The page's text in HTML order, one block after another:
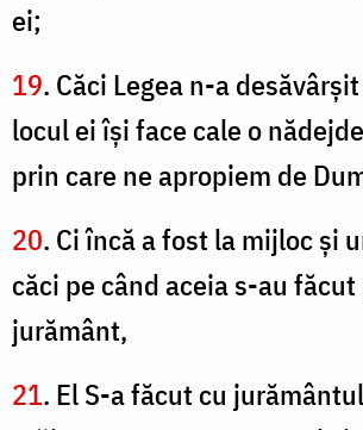
ei;
19. Căci Legea n-a
locul ei îşi face cale o
prin care ne apropiem de
20. Ci încă a fost la mijloc şi
căci pe când aceia s-au
jurământ,
21. El S-a făcut cu